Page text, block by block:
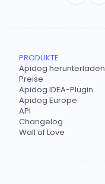
PRODUKTE
Apidog herunterladen
Preise
Apidog IDEA-Plugin
Apidog Europe
API
Changelog
Wall of Love